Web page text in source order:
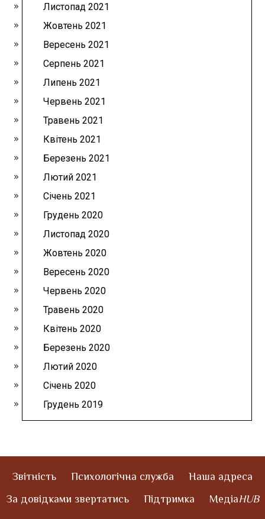
Листопад 2021
Жовтень 2021
Вересень 2021
Серпень 2021
Липень 2021
Червень 2021
Травень 2021
Квітень 2021
Березень 2021
Лютий 2021
Січень 2021
Грудень 2020
Листопад 2020
Жовтень 2020
Вересень 2020
Червень 2020
Травень 2020
Квітень 2020
Березень 2020
Лютий 2020
Січень 2020
Грудень 2019
Звітність Психологічна служба
Наша адреса
За довідками звертатись
Підтримка МедіаHUB